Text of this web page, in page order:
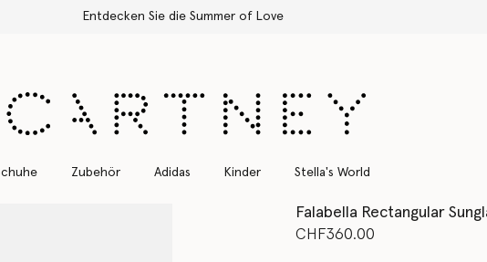
Kostenloser Expressversand für alle Bestellungen
Zubehör Adidas Kinder Stella's World
Falabella Rectangular
CHF360.00